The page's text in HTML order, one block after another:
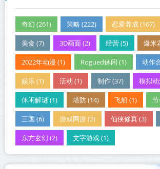
奇幻 (261) 策略 (222) 恋爱养成 (167)
美食 (7) 3D画面 (2) 经营 (5) 爆米
2022年动漫 (1) Rogued休闲 (1) 动作
娱乐 (1) 活动 (1) 制作 (37) 模拟
休闲解谜 (1) 塔防 (14) 飞船 (1)
三国 (6) 游戏网游 (2) 仙侠修真 (3)
东方玄幻 (2) 文字游戏 (1)